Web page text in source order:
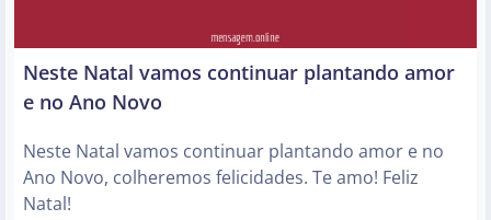
Neste Natal vamos continuar plantando amor
e no Ano Novo
Neste Natal vamos continuar plantando amor e no
Ano Novo, colheremos felicidades. Te amo! Feliz
Natal!